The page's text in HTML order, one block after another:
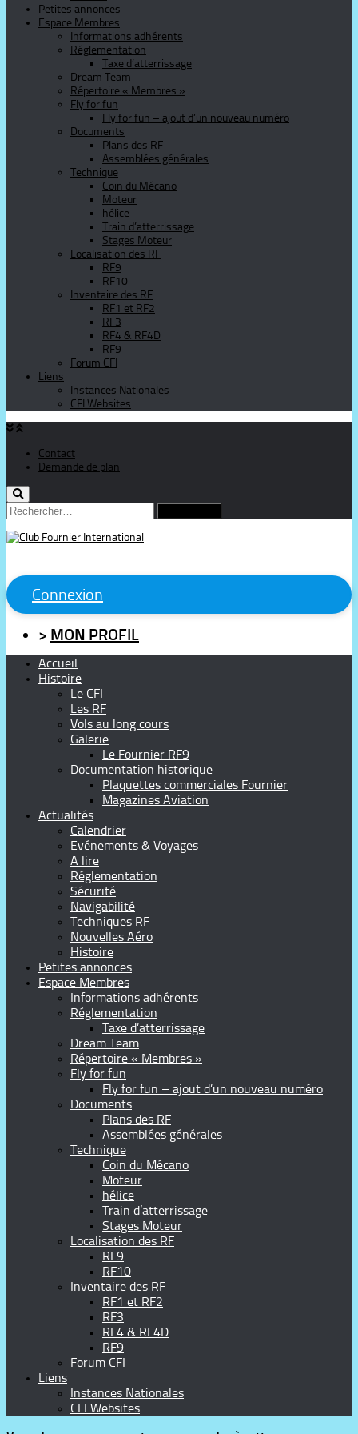
Petites annonces
Espace Membres
Informations adhérents
Réglementation
Taxe d’atterrissage
Dream Team
Répertoire « Membres »
Fly for fun
Fly for fun – ajout d’un nouveau numéro
Documents
Plans des RF
Assemblées générales
Technique
Coin du Mécano
Moteur
hélice
Train d’atterrissage
Stages Moteur
Localisation des RF
RF9
RF10
Inventaire des RF
RF1 et RF2
RF3
RF4 & RF4D
RF9
Forum CFI
Liens
Instances Nationales
CFI Websites
Contact
Demande de plan
Rechercher :
Connexion
> MON PROFIL
Accueil
Histoire
Le CFI
Les RF
Vols au long cours
Galerie
Le Fournier RF9
Documentation historique
Plaquettes commerciales Fournier
Magazines Aviation
Actualités
Calendrier
Evénements & Voyages
A lire
Réglementation
Sécurité
Navigabilité
Techniques RF
Nouvelles Aéro
Histoire
Petites annonces
Espace Membres
Informations adhérents
Réglementation
Taxe d’atterrissage
Dream Team
Répertoire « Membres »
Fly for fun
Fly for fun – ajout d’un nouveau numéro
Documents
Plans des RF
Assemblées générales
Technique
Coin du Mécano
Moteur
hélice
Train d’atterrissage
Stages Moteur
Localisation des RF
RF9
RF10
Inventaire des RF
RF1 et RF2
RF3
RF4 & RF4D
RF9
Forum CFI
Liens
Instances Nationales
CFI Websites